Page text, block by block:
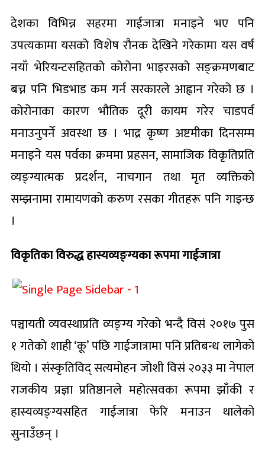
देशका विभिन्न सहरमा गाईजात्रा मनाइने भए पनि
उपत्यकामा यसको विशेष रौनक देखिने गरेकामा यस वर्ष
नयाँ भेरियन्टसहितको कोरोना भाइरसको सङ्क्रमणबाट
बच्न पनि भिडभाड कम गर्न सरकारले आह्वान गरेको छ ।
कोरोनाका कारण भौतिक दूरी कायम गरेर चाडपर्व
मनाउनुपर्ने अवस्था छ । भाद्र कृष्ण अष्टमीका दिनसम्म
मनाइने यस पर्वका क्रममा प्रहसन, सामाजिक विकृतिप्रति
व्यङ्ग्यात्मक प्रदर्शन, नाचगान तथा मृत व्यक्तिको
सम्झनामा रामायणको करुण रसका गीतहरू पनि गाइन्छ
।
विकृतिका विरुद्ध हास्यव्यङ्ग्यका रूपमा गाईजात्रा
पञ्चायती व्यवस्थाप्रति व्यङ्ग्य गरेको भन्दै विसं २०१७ पुस
१ गतेको शाही ‘कू’ पछि गाईजात्रामा पनि प्रतिबन्ध लागेको
थियो । संस्कृतिविद् सत्यमोहन जोशी विसं २०३३ मा नेपाल
राजकीय प्रज्ञा प्रतिष्ठानले महोत्सवका रूपमा झाँकी र
हास्यव्यङ्ग्यसहित गाईजात्रा फेरि मनाउन थालेको
सुनाउँछन् ।